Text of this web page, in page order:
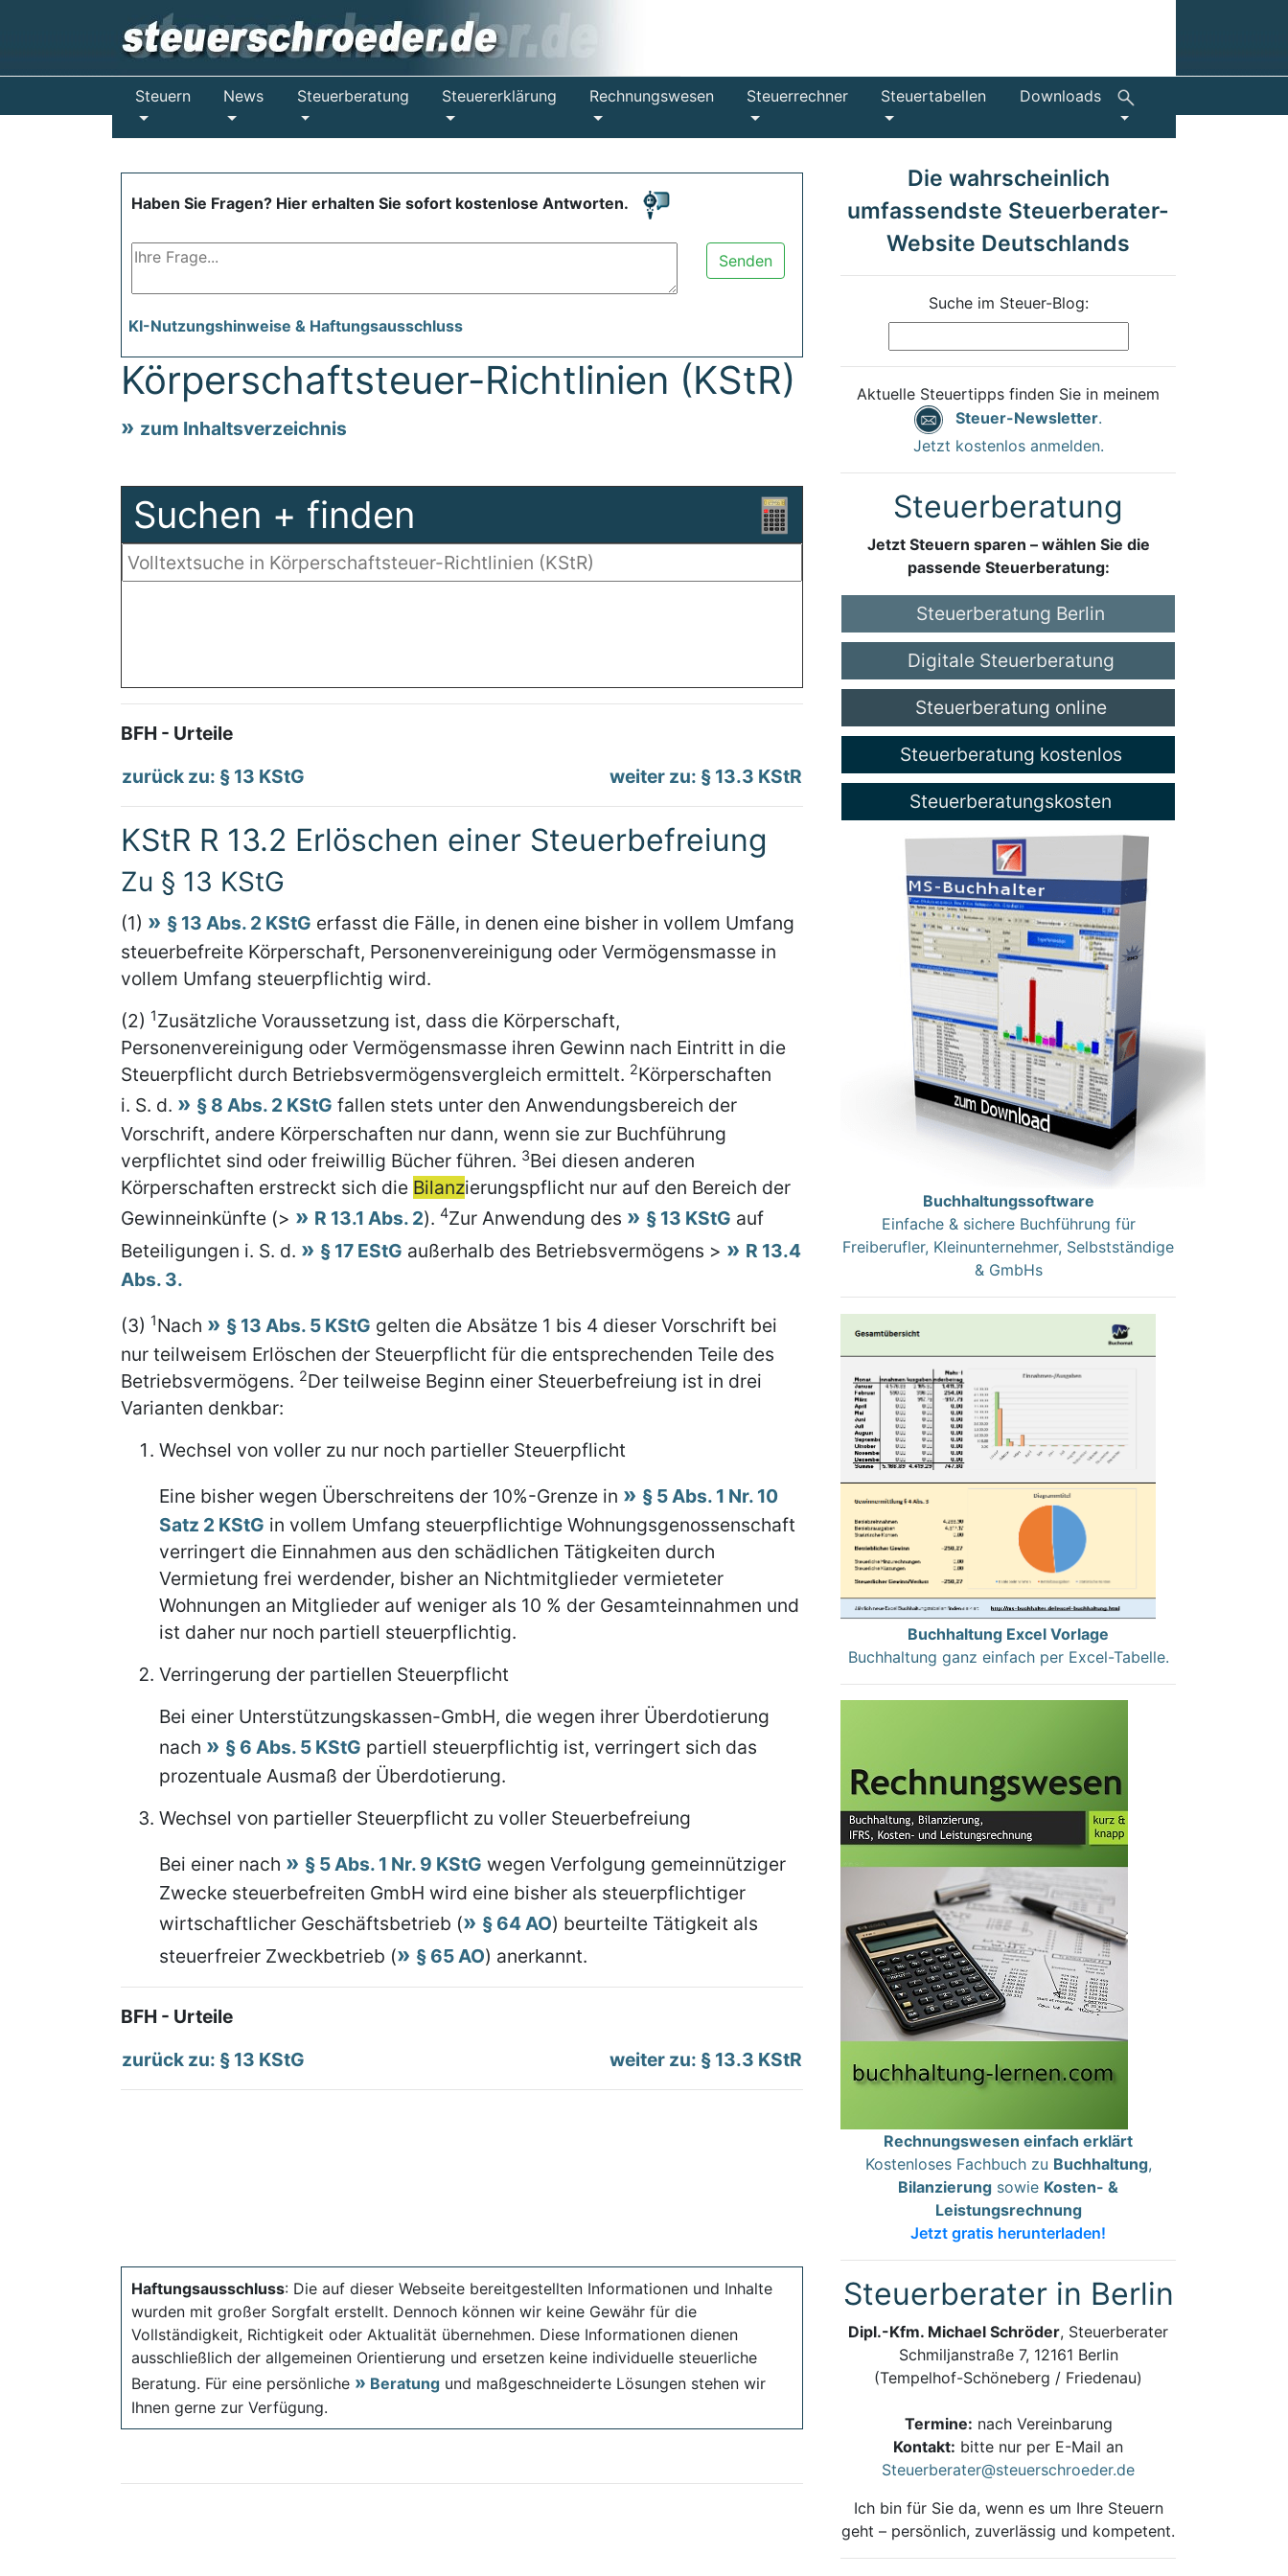
Steuern News Steuerberatung Steuererklärung Rechnungswesen Steuerrechner Steuertabellen Downloads
Haben Sie Fragen? Hier erhalten Sie sofort kostenlose Antworten.
Senden
KI-Nutzungshinweise & Haftungsausschluss
Körperschaftsteuer-Richtlinien (KStR)
zum Inhaltsverzeichnis
Suchen + finden
BFH - Urteile
zurück zu: § 13 KStG
weiter zu: § 13.3 KStR
KStR R 13.2 Erlöschen einer Steuerbefreiung
Zu § 13 KStG
(1) § 13 Abs. 2 KStG erfasst die Fälle, in denen eine bisher in vollem Umfang
steuerbefreite Körperschaft, Personenvereinigung oder Vermögensmasse in
vollem Umfang steuerpflichtig wird.
(2) 1Zusätzliche Voraussetzung ist, dass die Körperschaft,
Personenvereinigung oder Vermögensmasse ihren Gewinn nach Eintritt in die
Steuerpflicht durch Betriebsvermögensvergleich ermittelt. 2Körperschaften
i. S. d.
§ 8 Abs. 2 KStG fallen stets unter den Anwendungsbereich der
Vorschrift, andere Körperschaften nur dann, wenn sie zur Buchführung
verpflichtet sind oder freiwillig Bücher führen. 3Bei diesen anderen
Körperschaften erstreckt sich die Bilanzierungspflicht nur auf den Bereich der
Gewinneinkünfte (>
R 13.1 Abs. 2). 4Zur Anwendung des § 13 KStG auf
Beteiligungen i. S. d.
§ 17 EStG außerhalb des Betriebsvermögens >
R 13.4
Abs. 3.
(3) 1Nach § 13 Abs. 5 KStG gelten die Absätze 1 bis 4 dieser Vorschrift bei
nur teilweisem Erlöschen der Steuerpflicht für die entsprechenden Teile des
Betriebsvermögens. 2Der teilweise Beginn einer Steuerbefreiung ist in drei
Varianten denkbar:
Wechsel von voller zu nur noch partieller Steuerpflicht
Eine bisher wegen Überschreitens der 10%-Grenze in
§ 5 Abs. 1 Nr. 10
Satz 2 KStG in vollem Umfang steuerpflichtige Wohnungsgenossenschaft
verringert die Einnahmen aus den schädlichen Tätigkeiten durch
Vermietung frei werdender, bisher an Nichtmitglieder vermieteter
Wohnungen an Mitglieder auf weniger als 10 % der Gesamteinnahmen und
ist daher nur noch partiell steuerpflichtig.
Verringerung der partiellen Steuerpflicht
Bei einer Unterstützungskassen-GmbH, die wegen ihrer Überdotierung
nach
§ 6 Abs. 5 KStG partiell steuerpflichtig ist, verringert sich das
prozentuale Ausmaß der Überdotierung.
Wechsel von partieller Steuerpflicht zu voller Steuerbefreiung
Bei einer nach
§ 5 Abs. 1 Nr. 9 KStG wegen Verfolgung gemeinnütziger
Zwecke steuerbefreiten GmbH wird eine bisher als steuerpflichtiger
wirtschaftlicher Geschäftsbetrieb (
§ 64 AO) beurteilte Tätigkeit als
steuerfreier Zweckbetrieb (
§ 65 AO) anerkannt.
BFH - Urteile
zurück zu: § 13 KStG
weiter zu: § 13.3 KStR
Haftungsausschluss: Die auf dieser Webseite bereitgestellten Informationen und Inhalte
wurden mit großer Sorgfalt erstellt. Dennoch können wir keine Gewähr für die
Vollständigkeit, Richtigkeit oder Aktualität übernehmen. Diese Informationen dienen
ausschließlich der allgemeinen Orientierung und ersetzen keine individuelle steuerliche
Beratung. Für eine persönliche
Beratung und maßgeschneiderte Lösungen stehen wir
Ihnen gerne zur Verfügung.
Die wahrscheinlich
umfassendste Steuerberater-
Website Deutschlands
Suche im Steuer-Blog:
Aktuelle Steuertipps finden Sie in meinem
Steuer-Newsletter.
Jetzt kostenlos anmelden.
Steuerberatung
Jetzt Steuern sparen – wählen Sie die
passende Steuerberatung:
Steuerberatung Berlin
Digitale Steuerberatung
Steuerberatung online
Steuerberatung kostenlos
Steuerberatungskosten
Buchhaltungssoftware
Einfache & sichere Buchführung für
Freiberufler, Kleinunternehmer, Selbstständige
& GmbHs
Buchhaltung Excel Vorlage
Buchhaltung ganz einfach per Excel-Tabelle.
Rechnungswesen einfach erklärt
Kostenloses Fachbuch zu Buchhaltung,
Bilanzierung sowie Kosten- &
Leistungsrechnung
Jetzt gratis herunterladen!
Steuerberater in Berlin
Dipl.-Kfm. Michael Schröder, Steuerberater
Schmiljanstraße 7, 12161 Berlin
(Tempelhof-Schöneberg / Friedenau)
Termine: nach Vereinbarung
Kontakt: bitte nur per E-Mail an
Steuerberater@steuerschroeder.de
Ich bin für Sie da, wenn es um Ihre Steuern
geht – persönlich, zuverlässig und kompetent.